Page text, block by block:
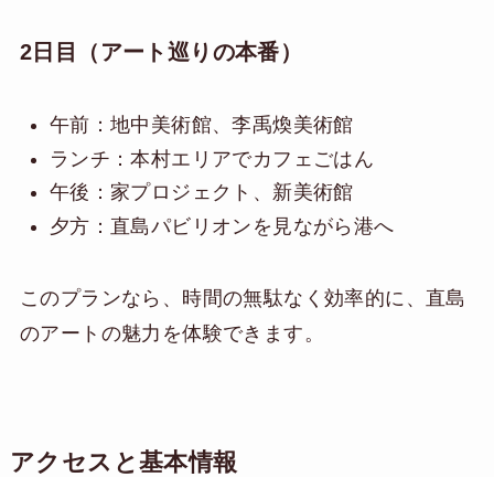
2日目（アート巡りの本番）
午前：地中美術館、李禹煥美術館
ランチ：本村エリアでカフェごはん
午後：家プロジェクト、新美術館
夕方：直島パビリオンを見ながら港へ
このプランなら、時間の無駄なく効率的に、直島
のアートの魅力を体験できます。
アクセスと基本情報